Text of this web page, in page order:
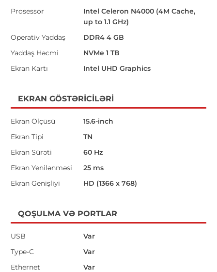
Prosessor
Intel Celeron N4000 (4M Cache,
up to 1.1 GHz)
Operativ Yaddaş
DDR4 4 GB
Yaddaş Həcmi
NVMe 1 TB
Ekran Kartı
Intel UHD Graphics
EKRAN GÖSTƏRICILƏRI
Ekran Ölçüsü
15.6-inch
Ekran Tipi
TN
Ekran Sürəti
60 Hz
Ekran Yenilənməsi
25 ms
Ekran Genişliyi
HD (1366 x 768)
QOŞULMA VƏ PORTLAR
USB
Var
Type-C
Var
Ethernet
Var